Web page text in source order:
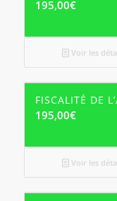
195,00€
Voir les
FISCALITÉ DE
195,00€
Voir les